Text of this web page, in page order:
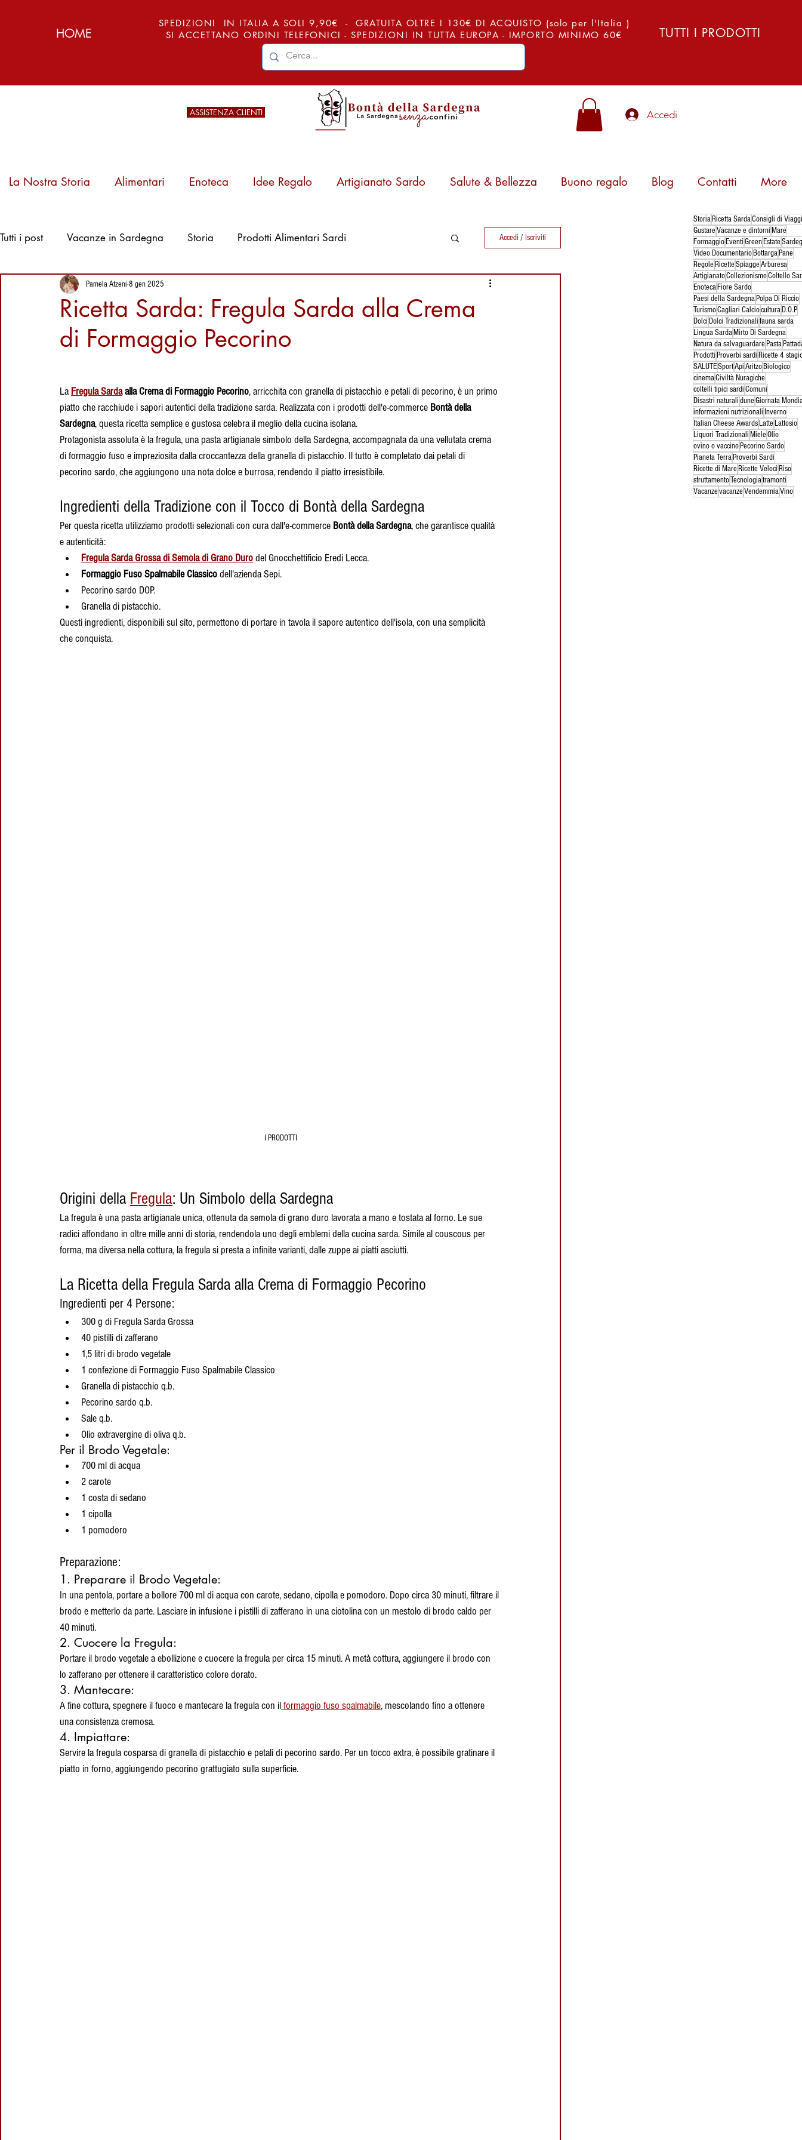
HOME
SPEDIZIONI IN ITALIA A SOLI 9,90€ - GRATUITA OLTRE I 130€ DI ACQUISTO (solo per l'Italia )
SI ACCETTANO ORDINI TELEFONICI - SPEDIZIONI IN TUTTA EUROPA - IMPORTO MINIMO 60€
TUTTI I PRODOTTI
ASSISTENZA CLIENTI Accedi
La Nostra Storia Alimentari Enoteca Idee Regalo Artigianato Sardo Salute & Bellezza Buono regalo Blog Contatti More
Pattada, Arburesa
e l'Arte del Ferro:
Segreti del
Coltello Sardo
Tradizionale
13 ore fa
Luoghi da visitare
in Sardegna: Sa
Giara Manna,
l'altopiano dei
3 giorni fa
e Significato
dell’Amuleto della
Sardegna
Tutti i post Vacanze in Sardegna Storia Prodotti Alimentari Sardi
Ricette della Sardegna Vini della Sardegna
Proverbi Sardi Eventi in Sardegna Dolci Sardi
Liquori vacanze in sardegna cultura tradizioni
Accedi / Iscriviti
Ricetta Sarda: Fregula Sarda alla Crema
di Formaggio Pecorino
Pamela Atzeni 8 gen 2025
La Fregula Sarda alla Crema di Formaggio Pecorino, arricchita con granella di pistacchio e petali di pecorino, è un primo
piatto che racchiude i sapori autentici della tradizione sarda. Realizzata con i prodotti dell'e-commerce Bontà della
Sardegna, questa ricetta semplice e gustosa celebra il meglio della cucina isolana.
Protagonista assoluta è la fregula, una pasta artigianale simbolo della Sardegna, accompagnata da una vellutata crema
di formaggio fuso e impreziosita dalla croccantezza della granella di pistacchio. Il tutto è completato dai petali di
pecorino sardo, che aggiungono una nota dolce e burrosa, rendendo il piatto irresistibile.
Ingredienti della Tradizione con il Tocco di Bontà della Sardegna
Per questa ricetta utilizziamo prodotti selezionati con cura dall'e-commerce Bontà della Sardegna, che garantisce qualità
e autenticità:
Fregula Sarda Grossa di Semola di Grano Duro del Gnocchettificio Eredi Lecca.
Formaggio Fuso Spalmabile Classico dell'azienda Sepi.
Pecorino sardo DOP.
Granella di pistacchio.
Questi ingredienti, disponibili sul sito, permettono di portare in tavola il sapore autentico dell'isola, con una semplicità
che conquista.
I PRODOTTI
Origini della Fregula: Un Simbolo della Sardegna
La fregula è una pasta artigianale unica, ottenuta da semola di grano duro lavorata a mano e tostata al forno. Le sue
radici affondano in oltre mille anni di storia, rendendola uno degli emblemi della cucina sarda. Simile al couscous per
forma, ma diversa nella cottura, la fregula si presta a infinite varianti, dalle zuppe ai piatti asciutti.
La Ricetta della Fregula Sarda alla Crema di Formaggio Pecorino
Ingredienti per 4 Persone:
300 g di Fregula Sarda Grossa
40 pistilli di zafferano
1,5 litri di brodo vegetale
1 confezione di Formaggio Fuso Spalmabile Classico
Granella di pistacchio q.b.
Pecorino sardo q.b.
Sale q.b.
Olio extravergine di oliva q.b.
Per il Brodo Vegetale:
700 ml di acqua
2 carote
1 costa di sedano
1 cipolla
1 pomodoro
Preparazione:
1. Preparare il Brodo Vegetale:
In una pentola, portare a bollore 700 ml di acqua con carote, sedano, cipolla e pomodoro. Dopo circa 30 minuti, filtrare il
brodo e metterlo da parte. Lasciare in infusione i pistilli di zafferano in una ciotolina con un mestolo di brodo caldo per
40 minuti.
2. Cuocere la Fregula:
Portare il brodo vegetale a ebollizione e cuocere la fregula per circa 15 minuti. A metà cottura, aggiungere il brodo con
lo zafferano per ottenere il caratteristico colore dorato.
3. Mantecare:
A fine cottura, spegnere il fuoco e mantecare la fregula con il formaggio fuso spalmabile, mescolando fino a ottenere
una consistenza cremosa.
4. Impiattare:
Servire la fregula cosparsa di granella di pistacchio e petali di pecorino sardo. Per un tocco extra, è possibile gratinare il
piatto in forno, aggiungendo pecorino grattugiato sulla superficie.
StoriaRicetta SardaConsigli di
GustareVacanze e dintorni Mare
Formaggio EventiGreen Estate
Video DocumentarioBottarga Pane
Regole RicetteSpiaggeArburesa
ArtigianatoCollezionismoColtello
EnotecaFiore Sardo
Paesi della Sardegna Polpa Di Riccio
TurismoCagliari Calciocultura D.O.P
Dolci Dolci Tradizionalifauna sarda
Lingua Sarda Mirto Di Sardegna
Natura da salvaguardare Pasta
Prodotti Proverbi sardi Ricette 4
SALUTESportApiAritzoBiologico
cinemaCiviltà Nuragiche
coltelli tipici sardiComuni
Disastri naturaliduneGiornata
informazioni nutrizionali Inverno
Italian Cheese Awards Latte Lattosio
Liquori Tradizionali MieleOlio
ovino o vaccino Pecorino Sardo
Pianeta Terra Proverbi Sardi
Ricette di Mare Ricette Veloci Riso
sfruttamentoTecnologiatramonti
VacanzevacanzeVendemmiaVino